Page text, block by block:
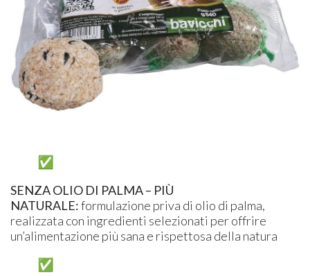
SENZA OLIO DI PALMA – PIÙ
NATURALE:formulazione priva di olio di palma,
realizzata con ingredienti selezionati per offrire
un’alimentazione più sana e rispettosa della natura